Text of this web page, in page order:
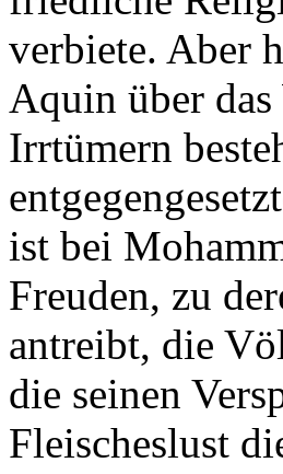
verbiete. Aber
Aquin über das
Irrtümern
ist bei
Freuden, zu
antreibt, die
die seinen
Fleischeslust